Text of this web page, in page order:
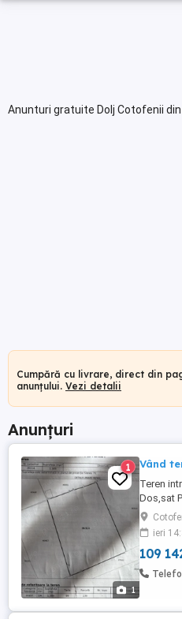
Anunturi gratuite Dolj Cotofenii din
Cumpără cu livrare, direct din
anunțului. Vezi detalii
Anunțuri
1
1 Vând
Teren
Dos,sat
mp.(15
ieri
109